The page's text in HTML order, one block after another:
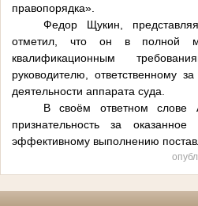
правопорядка».
Федор Щукин,
отметил, что он в полной
квалификационным
руководителю, ответственному
деятельности аппарата суда.
В своём ответном слове
признательность за
эффективному выполнению